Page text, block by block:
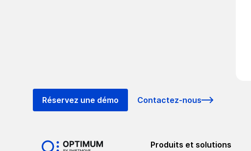
Réservez une démo Contactez-nous
Produits et solutions